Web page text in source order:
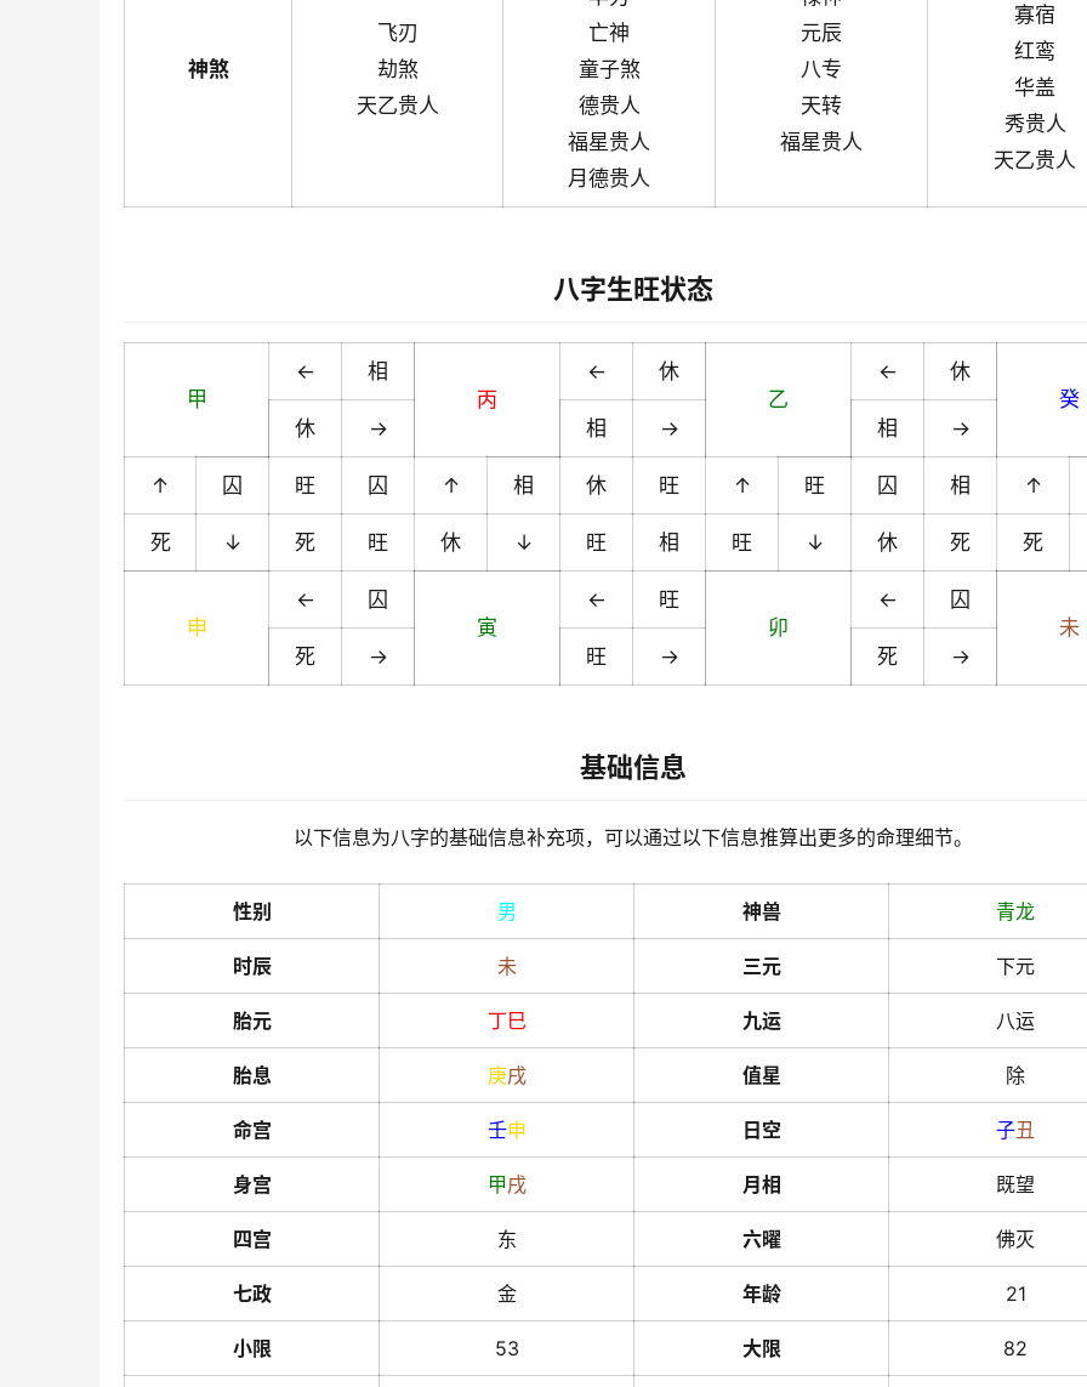
神煞
飞刃
劫煞
天乙贵人
亡神
童子煞
德贵人
福星贵人
月德贵人
元辰
八专
天转
福星贵人
寡宿
红鸾
华盖
秀贵人
天乙贵人
八字生旺状态
甲
←
相
丙
←
休
乙
←
休
癸
休
→ 相 → 相 →
↑ 囚 旺 囚 ↑ 相 休 旺 ↑ 旺 囚 相 ↑
死 ↓ 死 旺 休 ↓ 旺 相 旺 ↓ 休 死 死
申
←
囚
寅
←
旺
卯
←
囚
未
死
→ 旺 → 死 →
基础信息
以下信息为八字的基础信息补充项，可以通过以下信息推算出更多的命理细节。
性别 男 神兽 青龙
时辰 未 三元 下元
胎元 丁巳 九运 八运
胎息 庚戌 值星 除
命宫 壬申 日空 子丑
身宫 甲戌 月相 既望
四宫 东 六曜 佛灭
七政 金 年龄 21
小限 53 大限 82